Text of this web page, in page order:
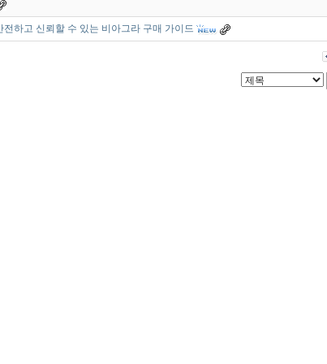
하고 신뢰할 수 있는 비아그라 구매 가이드